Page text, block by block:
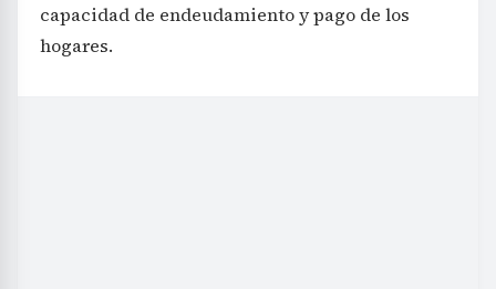
capacidad de endeudamiento y pago de los
hogares.